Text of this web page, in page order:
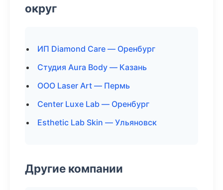
округ
ИП Diamond Care — Оренбург
Студия Aura Body — Казань
ООО Laser Art — Пермь
Center Luxe Lab — Оренбург
Esthetic Lab Skin — Ульяновск
Другие компании